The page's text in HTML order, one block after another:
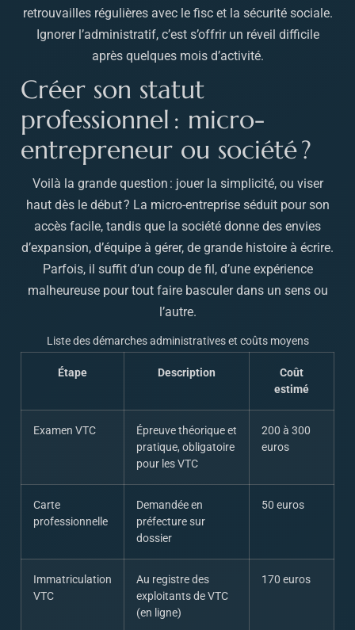
retrouvailles régulières avec le fisc et la sécurité sociale.
Ignorer l’administratif, c’est s’offrir un réveil difficile
après quelques mois d’activité.
Créer son statut
professionnel : micro-
entrepreneur ou société ?
Voilà la grande question : jouer la simplicité, ou viser
haut dès le début ? La micro-entreprise séduit pour son
accès facile, tandis que la société donne des envies
d’expansion, d’équipe à gérer, de grande histoire à écrire.
Parfois, il suffit d’un coup de fil, d’une expérience
malheureuse pour tout faire basculer dans un sens ou
l’autre.
Liste des démarches administratives et coûts moyens
Étape Description
Coût
estimé
Examen VTC
Épreuve théorique et
pratique, obligatoire
pour les VTC
200 à 300
euros
Carte
professionnelle
Demandée en
préfecture sur
dossier
50 euros
Immatriculation
VTC
Au registre des
exploitants de VTC
(en ligne)
170 euros